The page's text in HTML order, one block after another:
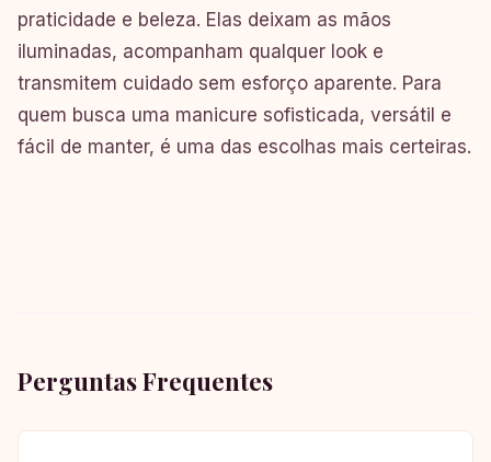
praticidade e beleza. Elas deixam as mãos
iluminadas, acompanham qualquer look e
transmitem cuidado sem esforço aparente. Para
quem busca uma manicure sofisticada, versátil e
fácil de manter, é uma das escolhas mais certeiras.
Perguntas Frequentes